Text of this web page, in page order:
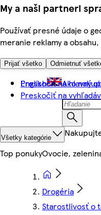
My a naši partneri
Používať presné údaje o
meranie reklamy a
Prijať všetko Odmietnuť
Preskočiť na hlavný
Preskočiť na
English Ako
Všetky kategórie
Top ponukyOvocie,
Drogéria
Starostlivosť o